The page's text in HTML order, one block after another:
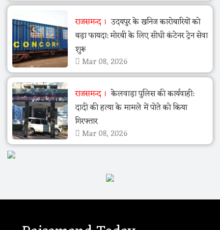
राजसमन्द
उदयपुर के खनिज कारोबारियों को
बड़ा फायदा: मोरबी के लिए सीधी कंटेनर ट्रेन सेवा
शुरू
Mar 08, 2026
राजसमन्द
केलवाड़ा पुलिस की कार्यवाही:
दादी की हत्या के मामले में पोते को किया
गिरफ्तार
Mar 08, 2026